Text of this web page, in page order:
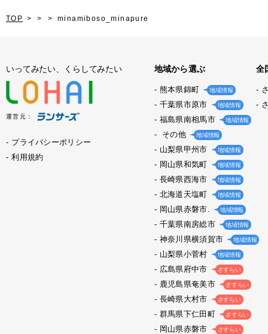
TOP minamiboso_minapure
いってみたい、くらしてみたい
運営元：
プライバシーポリシー
利用規約
地域から選ぶ
熊本県錦町 地域情報
千葉県市原市 地域情報
福島県南相馬市 地域情報
その他 地域情報
山梨県甲州市 地域情報
岡山県和気町 地域情報
長崎県西海市 地域情報
北海道天塩町 地域情報
岡山県赤磐市. 地域情報
千葉県南房総市 地域情報
神奈川県横須賀市 地域情報
山梨県小菅村 地域情報
広島県府中市 さすらい
鹿児島県奄美市 さすらい
長崎県大村市 さすらい
群馬県下仁田町 さすらい
岡山県赤磐市 さすらい
全